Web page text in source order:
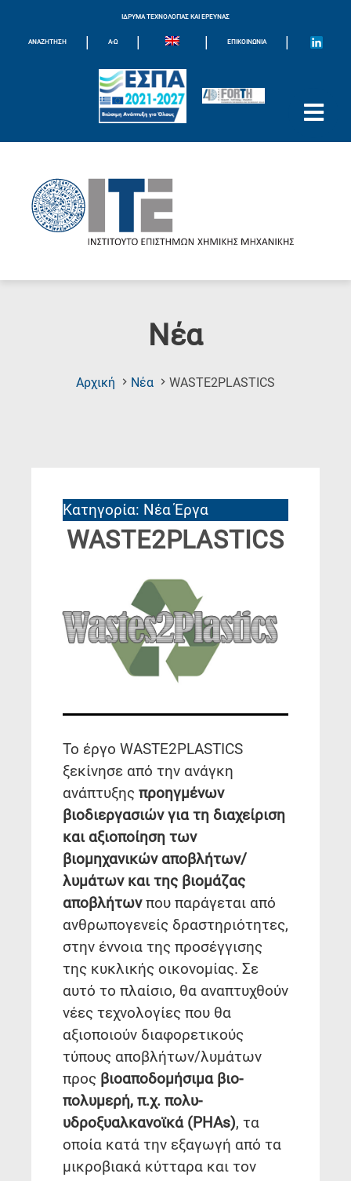
ΙΔΡΥΜΑ ΤΕΧΝΟΛΟΓΙΑΣ ΚΑΙ ΕΡΕΥΝΑΣ
ΑΝΑΖΗΤΗΣΗ | Α-Ω | | ΕΠΙΚΟΙΝΩΝΊΑ |
Νέα
Αρχική Νέα WASTE2PLASTICS
Κατηγορία: Νέα Έργα
WASTE2PLASTICS
Το έργο WASTE2PLASTICS
ξεκίνησε από την ανάγκη
ανάπτυξης προηγμένων
βιοδιεργασιών για τη διαχείριση
και αξιοποίηση των
βιομηχανικών αποβλήτων/
λυμάτων και της βιομάζας
αποβλήτωνπου παράγεται από
ανθρωπογενείς δραστηριότητες,
στην έννοια της προσέγγισης
της κυκλικής οικονομίας. Σε
αυτό το πλαίσιο, θα αναπτυχθούν
νέες τεχνολογίες που θα
αξιοποιούν διαφορετικούς
τύπους αποβλήτων/λυμάτων
προς βιοαποδομήσιμα βιο-
πολυμερή, π.χ. πολυ-
υδροξυαλκανοϊκά (PHAs), τα
οποία κατά την εξαγωγή από τα
μικροβιακά κύτταρα και τον